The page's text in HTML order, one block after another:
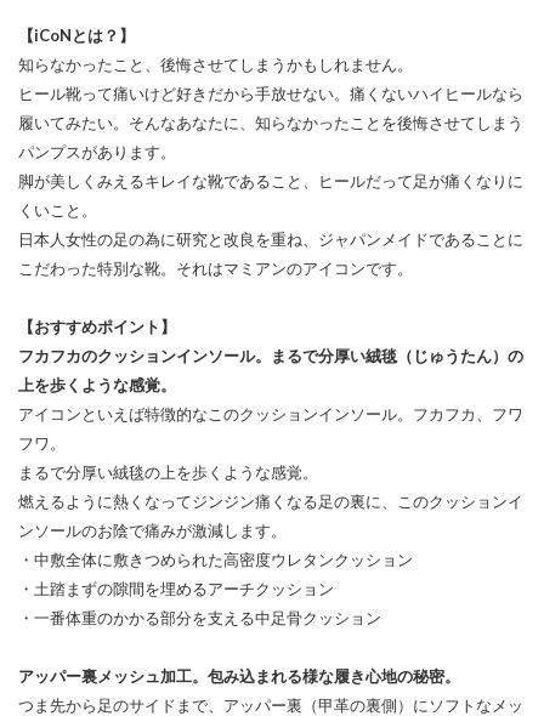
【iCoNとは？】
知らなかったこと、後悔させてしまうかもしれません。
ヒール靴って痛いけど好きだから手放せない。痛くないハイヒールなら
履いてみたい。そんなあなたに、知らなかったことを後悔させてしまう
パンプスがあります。
脚が美しくみえるキレイな靴であること、ヒールだって足が痛くなりに
くいこと。
日本人女性の足の為に研究と改良を重ね、ジャパンメイドであることに
こだわった特別な靴。それはマミアンのアイコンです。
【おすすめポイント】
フカフカのクッションインソール。まるで分厚い絨毯（じゅうたん）の
上を歩くような感覚。
アイコンといえば特徴的なこのクッションインソール。フカフカ、フワ
フワ。
まるで分厚い絨毯の上を歩くような感覚。
燃えるように熱くなってジンジン痛くなる足の裏に、このクッションイ
ンソールのお陰で痛みが激減します。
・中敷全体に敷きつめられた高密度ウレタンクッション
・土踏まずの隙間を埋めるアーチクッション
・一番体重のかかる部分を支える中足骨クッション
アッパー裏メッシュ加工。包み込まれる様な履き心地の秘密。
つま先から足のサイドまで、アッパー裏（甲革の裏側）にソフトなメッ